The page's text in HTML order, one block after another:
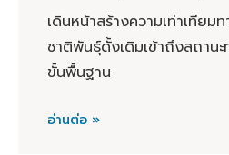
เดินหน้าสร้างความเท่าเทียม
ชาติพันธุ์ดั้งเดิมเข้าถึงสถาน
ขั้นพื้นฐาน
อ่านต่อ »